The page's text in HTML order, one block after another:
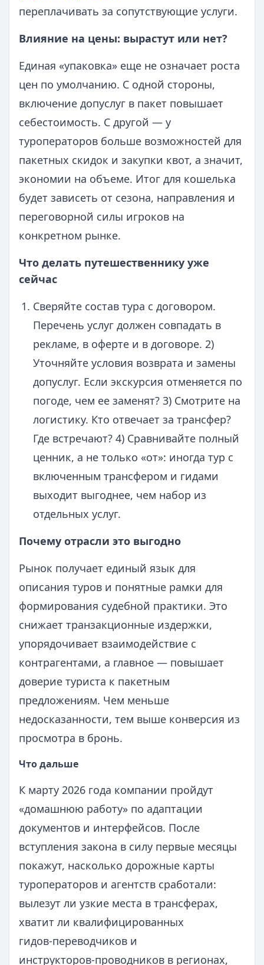
переплачивать за сопутствующие услуги.
Влияние на цены: вырастут или нет?
Единая «упаковка» еще не означает роста
цен по умолчанию. С одной стороны,
включение допуслуг в пакет повышает
себестоимость. С другой — у
туроператоров больше возможностей для
пакетных скидок и закупки квот, а значит,
экономии на объеме. Итог для кошелька
будет зависеть от сезона, направления и
переговорной силы игроков на
конкретном рынке.
Что делать путешественнику уже
сейчас
Сверяйте состав тура с договором.
Перечень услуг должен совпадать в
рекламе, в оферте и в договоре. 2)
Уточняйте условия возврата и замены
допуслуг. Если экскурсия отменяется по
погоде, чем ее заменят? 3) Смотрите на
логистику. Кто отвечает за трансфер?
Где встречают? 4) Сравнивайте полный
ценник, а не только «от»: иногда тур с
включенным трансфером и гидами
выходит выгоднее, чем набор из
отдельных услуг.
Почему отрасли это выгодно
Рынок получает единый язык для
описания туров и понятные рамки для
формирования судебной практики. Это
снижает транзакционные издержки,
упорядочивает взаимодействие с
контрагентами, а главное — повышает
доверие туриста к пакетным
предложениям. Чем меньше
недосказанности, тем выше конверсия из
просмотра в бронь.
Что дальше
К марту 2026 года компании пройдут
«домашнюю работу» по адаптации
документов и интерфейсов. После
вступления закона в силу первые месяцы
покажут, насколько дорожные карты
туроператоров и агентств сработали:
вылезут ли узкие места в трансферах,
хватит ли квалифицированных
гидов‑переводчиков и
инструкторов‑проводников в регионах,